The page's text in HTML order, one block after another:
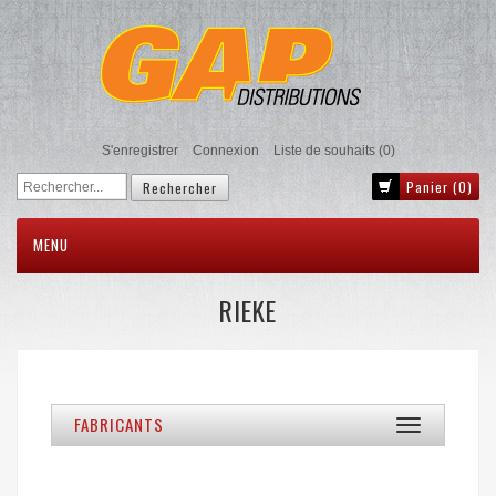
S'enregistrer Connexion Liste de souhaits (0)
Panier (0)
MENU
RIEKE
Toggle
navigation
FABRICANTS